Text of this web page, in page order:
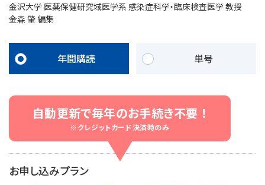
金沢大学 医薬保健研究域医学系 感染症科学・臨床検査医学 教授
金森 肇 編集
年間購読 単号
自動更新で毎年のお手続き不要 ！
※クレジットカード決済時のみ
お申し込みプラン